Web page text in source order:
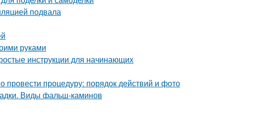
подвала
руками
инструкции для начинающих
процедуру: порядок действий и фото
Виды фальш-каминов